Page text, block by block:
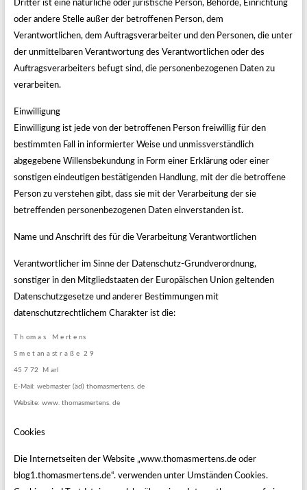
Dritter ist eine natürliche oder juristische Person, Behörde, Einrichtung
oder andere Stelle außer der betroffenen Person, dem
Verantwortlichen, dem Auftragsverarbeiter und den Personen, die unter
der unmittelbaren Verantwortung des Verantwortlichen oder des
Auftragsverarbeiters befugt sind, die personenbezogenen Daten zu
verarbeiten.
Einwilligung
Einwilligung ist jede von der betroffenen Person freiwillig für den
bestimmten Fall in informierter Weise und unmissverständlich
abgegebene Willensbekundung in Form einer Erklärung oder einer
sonstigen eindeutigen bestätigenden Handlung, mit der die betroffene
Person zu verstehen gibt, dass sie mit der Verarbeitung der sie
betreffenden personenbezogenen Daten einverstanden ist.
Name und Anschrift des für die Verarbeitung Verantwortlichen
Verantwortlicher im Sinne der Datenschutz-Grundverordnung,
sonstiger in den Mitgliedstaaten der Europäischen Union geltenden
Datenschutzgesetze und anderer Bestimmungen mit
datenschutzrechtlichem Charakter ist die:
T h om a s M e rt e ns
S m e t an a st r a ß e 2 9
45 7 72 M arl
E-Mail: webmaster (äd) thomasmertens. de
Website: www. thomasmertens. de
Cookies
Die Internetseiten der Website „www.thomasmertens.de oder
blog1.thomasmertens.de“. verwenden unter Umständen Cookies.